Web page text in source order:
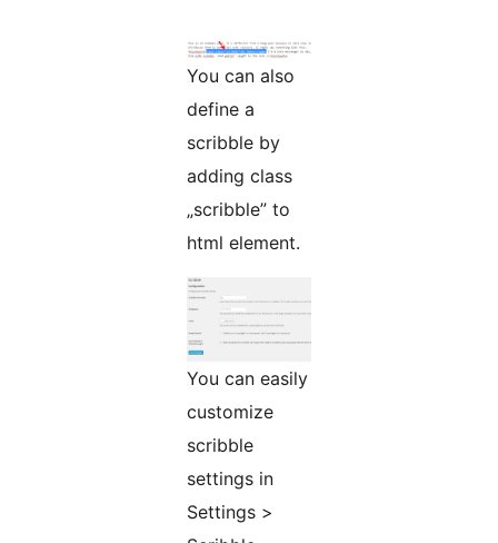
You can also
define a
scribble by
adding class
„scribble” to
html element.
You can easily
customize
scribble
settings in
Settings >